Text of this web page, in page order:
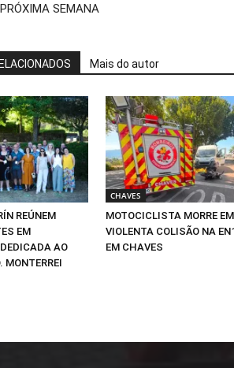
SEMANA
Mais do autor
REÚNEM
EM
AO
MONTERREI
CHAVES
MOTOCICLISTA MORRE EM
VIOLENTA COLISÃO NA
EM CHAVES